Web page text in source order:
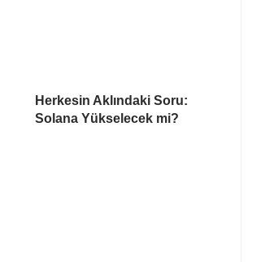
Herkesin Aklındaki Soru:
Solana Yükselecek mi?